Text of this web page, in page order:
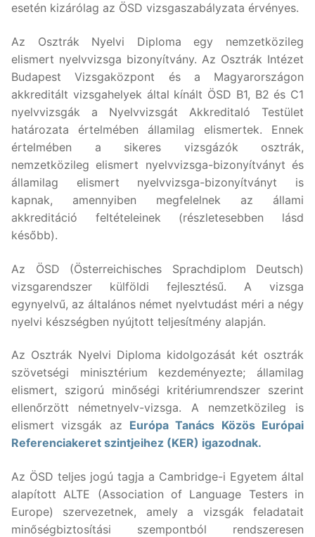
esetén kizárólag az ÖSD vizsgaszabályzata érvényes.
Az Osztrák Nyelvi Diploma egy nemzetközileg
elismert nyelvvizsga bizonyítvány. Az Osztrák Intézet
Budapest Vizsgaközpont és a Magyarországon
akkreditált vizsgahelyek által kínált ÖSD B1, B2 és C1
nyelvvizsgák a Nyelvvizsgát Akkreditaló Testület
határozata értelmében államilag elismertek. Ennek
értelmében a sikeres vizsgázók osztrák,
nemzetközileg elismert nyelvvizsga-bizonyítványt és
államilag elismert nyelvvizsga-bizonyítványt is
kapnak, amennyiben megfelelnek az állami
akkreditáció feltételeinek (részletesebben lásd
később).
Az ÖSD (Österreichisches Sprachdiplom Deutsch)
vizsgarendszer külföldi fejlesztésű. A vizsga
egynyelvű, az általános német nyelvtudást méri a négy
nyelvi készségben nyújtott teljesítmény alapján.
Az Osztrák Nyelvi Diploma kidolgozását két osztrák
szövetségi minisztérium kezdeményezte; államilag
elismert, szigorú minőségi kritériumrendszer szerint
ellenőrzött németnyelv-vizsga. A nemzetközileg is
elismert vizsgák az Európa Tanács Közös Európai
Referenciakeret szintjeihez (KER) igazodnak.
Az ÖSD teljes jogú tagja a Cambridge-i Egyetem által
alapított ALTE (Association of Language Testers in
Europe) szervezetnek, amely a vizsgák feladatait
minőségbiztosítási szempontból rendszeresen